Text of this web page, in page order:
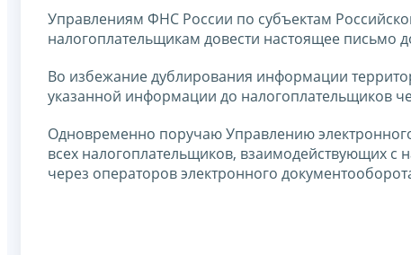
Управлениям ФНС России по субъектам
налогоплательщикам довести настоящее письмо
Во избежание дублирования информации
указанной информации до налогоплательщиков
Одновременно поручаю Управлению
всех налогоплательщиков, взаимодействующих
через операторов электронного